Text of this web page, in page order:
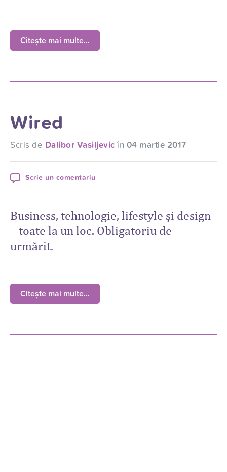
Citește mai multe...
Wired
Scris de Dalibor Vasiljevic în 04 martie 2017
Scrie un comentariu
Business, tehnologie, lifestyle și design
– toate la un loc. Obligatoriu de
urmărit.
Citește mai multe...